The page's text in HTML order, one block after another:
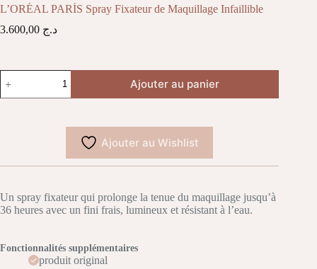
L’ORÉAL PARÍS Spray Fixateur de Maquillage Infaillible
د.ج
de
L'ORÉAL
Ajouter au panier
Ajouter au Wishlist
Un spray fixateur qui prolonge la tenue du maquillage jusqu’à
36 heures avec un fini frais, lumineux et résistant à l’eau.
Fonctionnalités supplémentaires
produit original